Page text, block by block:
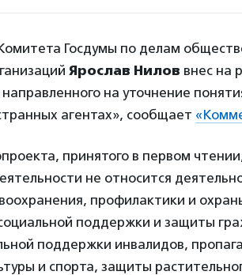
Госдумы по делам
Ярослав Нилов внес на
на уточнение
агентах», сообщает
принятого в первом
не относится
профилактики и
поддержки и защиты
поддержки инвалидов,
и спорта, защиты